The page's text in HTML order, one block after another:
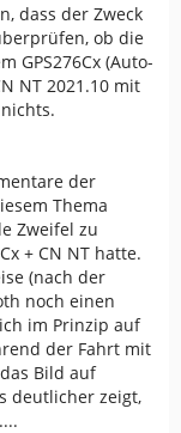
dass der Zweck
ob die
GPS276Cx (Auto-
NT 2021.10 mit
der
Thema
Zweifel zu
+ CN NT hatte.
(nach der
noch einen
im Prinzip auf
der Fahrt mit
Bild auf
deutlicher zeigt,